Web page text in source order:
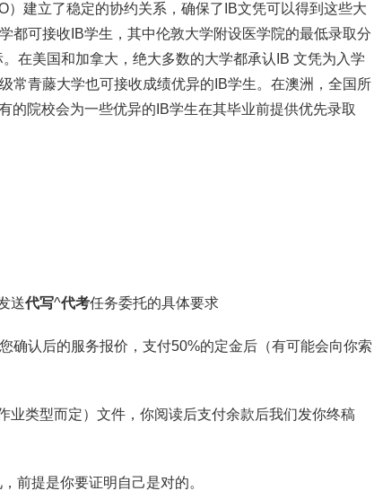
建立了稳定的协约关系，确保了IB文凭可以得到这些大
都可接收IB学生，其中伦敦大学附设医学院的最低录取分
在美国和加拿大，绝大多数的大学都承认IB 文凭为入学
常青藤大学也可接收成绩优异的IB学生。在澳洲，全国所
的院校会为一些优异的IB学生在其毕业前提供优先录取
送代写^代考任务委托的具体要求
确认后的服务报价，支付50%的定金后（有可能会向你索
业类型而定）文件，你阅读后支付余款后我们发你终稿
前提是你要证明自己是对的。